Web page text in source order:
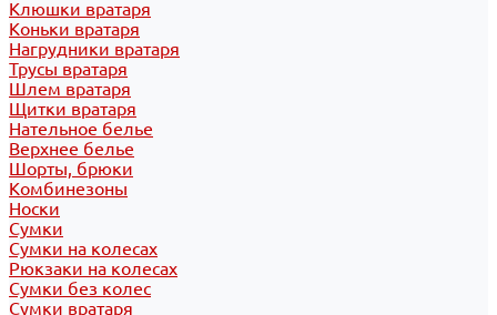
Клюшки вратаря
Коньки вратаря
Нагрудники вратаря
Трусы вратаря
Шлем вратаря
Щитки вратаря
Нательное белье
Верхнее белье
Шорты, брюки
Комбинезоны
Носки
Сумки
Сумки на колесах
Рюкзаки на колесах
Сумки без колес
Сумки вратаря